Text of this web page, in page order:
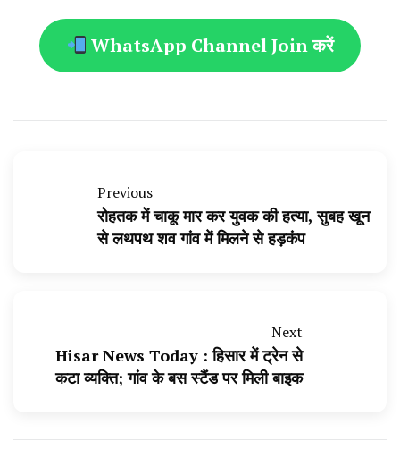
WhatsApp Channel Join करें
Previous
रोहतक में चाकू मार कर युवक की हत्या, सुबह खून
से लथपथ शव गांव में मिलने से हड़कंप
Next
Hisar News Today : हिसार में ट्रेन से
कटा व्यक्ति; गांव के बस स्टैंड पर मिली बाइक